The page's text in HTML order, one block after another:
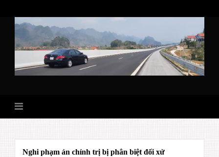
content
Nghi phạm án chính trị bị phân biệt đối xử